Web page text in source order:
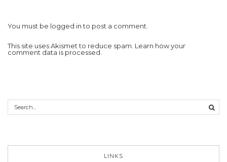
You must be logged into post a comment.
This site uses Akismet to reduce spam. Learn how your
comment data is processed.
LINKS